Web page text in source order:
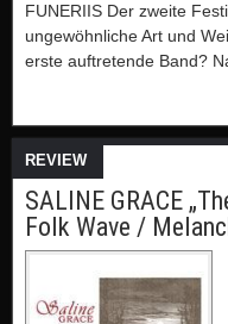
FUNERIIS Der zweite
ungewöhnliche Art und
erste auftretende Band?
REVIEW
SALINE GRACE
Folk Wave /